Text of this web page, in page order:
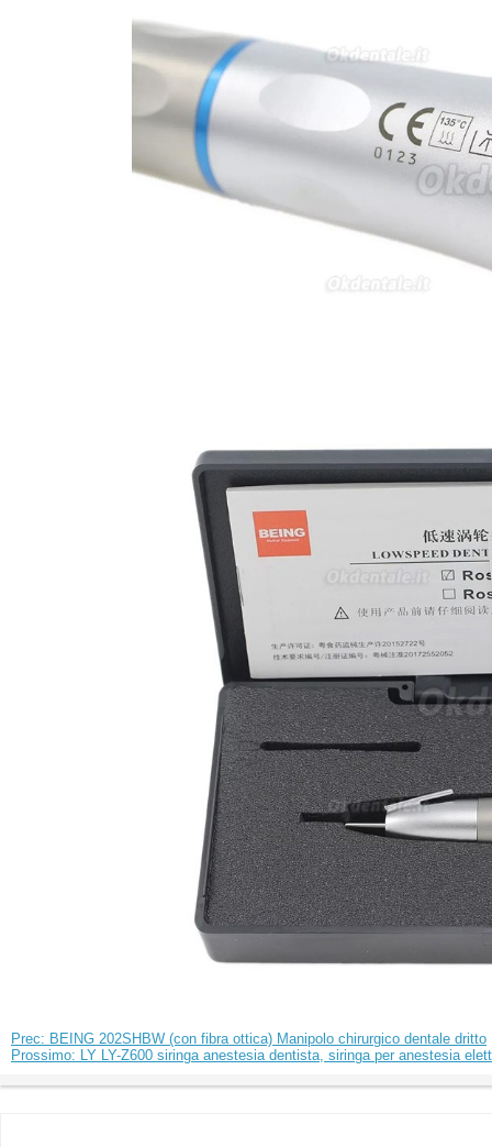
Prec: BEING 202SHBW (con fibra ottica) Manipolo chirurgico dentale dritto
Prossimo: LY LY-Z600 siringa anestesia dentista, siringa per anestesia